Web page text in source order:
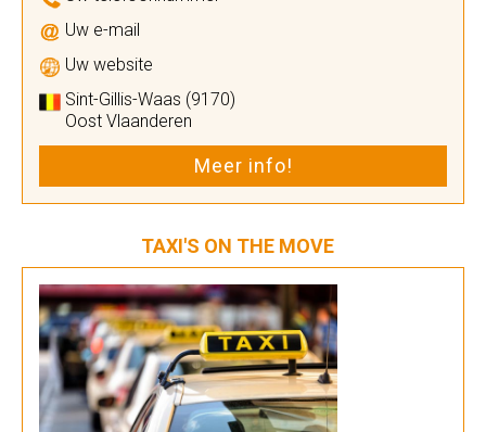
Uw e-mail
Uw website
Sint-Gillis-Waas (9170)
Oost Vlaanderen
Meer info!
TAXI'S ON THE MOVE